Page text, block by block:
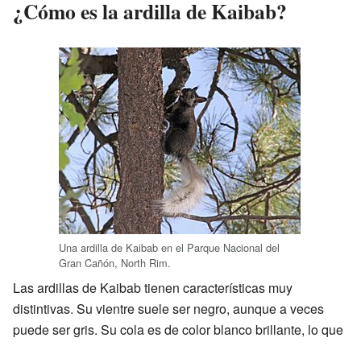
¿Cómo es la ardilla de Kaibab?
Una ardilla de Kaibab en el Parque Nacional del
Gran Cañón, North Rim.
Las ardillas de Kaibab tienen características muy
distintivas. Su vientre suele ser negro, aunque a veces
puede ser gris. Su cola es de color blanco brillante, lo que